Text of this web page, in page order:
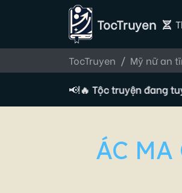
TocTruyen
TocTruyen Mỹ nữ an
📢
🔥 Tộc truyện đang tuyển
ÁC